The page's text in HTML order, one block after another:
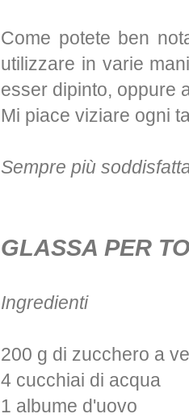
Come potete ben
utilizzare in varie
esser dipinto, oppure
Mi piace viziare ogni
Sempre più
GLASSA PER
Ingredienti
200 g di zucchero a
4 cucchiai di acqua
1 albume d'uovo